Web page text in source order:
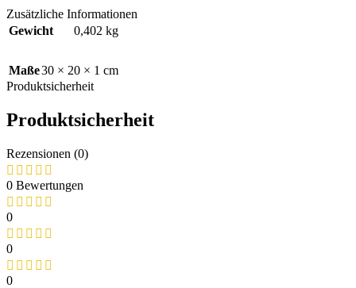
Zusätzliche Informationen
Gewicht
0,402 kg
Maße30 × 20 × 1 cm
Produktsicherheit
Produktsicherheit
Rezensionen (0)
0 Bewertungen
0
0
0